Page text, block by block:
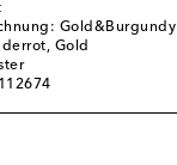
Gold&Burgundy
Gold